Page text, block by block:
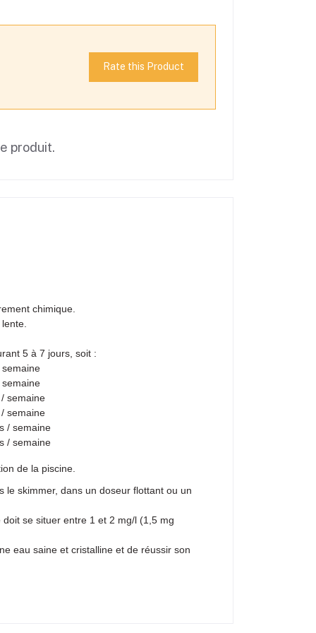
Rate this Product
produit.
chimique.
5 à 7 jours, soit :
semaine
semaine
/ semaine
/ semaine
de la piscine.
le skimmer, dans un doseur flottant ou un
se situer entre 1 et 2 mg/l (1,5 mg
eau saine et cristalline et de réussir son